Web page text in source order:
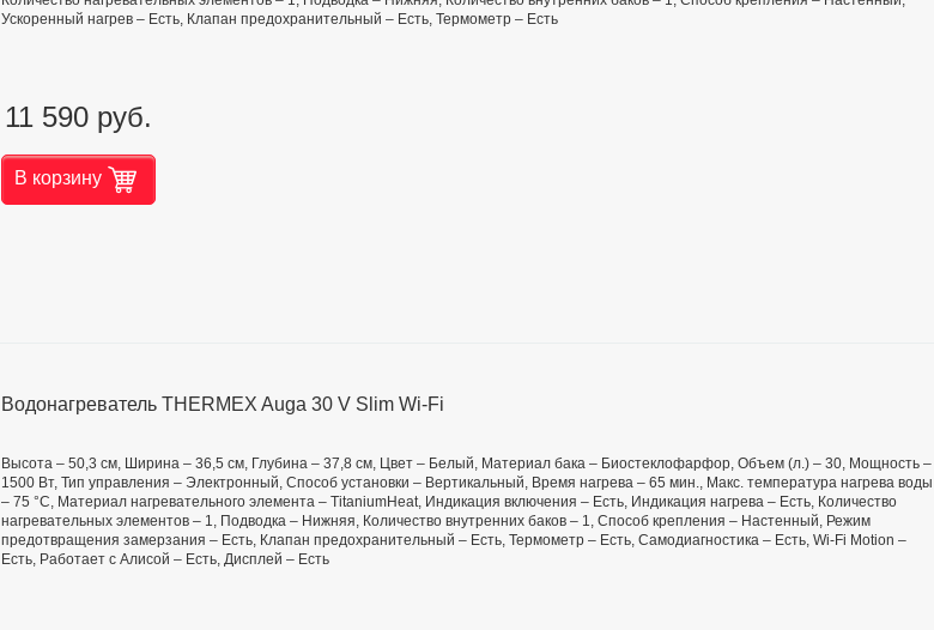
Ускоренный нагрев – Есть, Клапан предохранительный – Есть, Термометр – Есть
11 590 руб.
В корзину
Водонагреватель THERMEX Auga 30 V Slim Wi-Fi
Высота – 50,3 см, Ширина – 36,5 см, Глубина – 37,8 см, Цвет – Белый, Материал бака – Биостеклофарфор, Объем (л.) – 30, Мощность –
1500 Вт, Тип управления – Электронный, Способ установки – Вертикальный, Время нагрева – 65 мин., Макс. температура нагрева воды
– 75 °С, Материал нагревательного элемента – TitaniumHeat, Индикация включения – Есть, Индикация нагрева – Есть, Количество
нагревательных элементов – 1, Подводка – Нижняя, Количество внутренних баков – 1, Способ крепления – Настенный, Режим
предотвращения замерзания – Есть, Клапан предохранительный – Есть, Термометр – Есть, Самодиагностика – Есть, Wi-Fi Motion –
Есть, Работает с Алисой – Есть, Дисплей – Есть